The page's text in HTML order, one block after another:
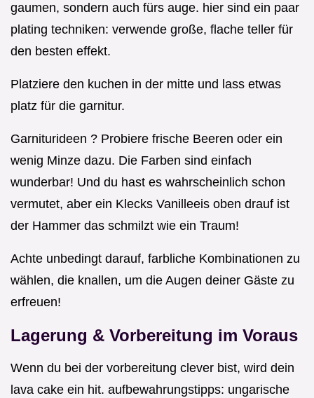
gaumen, sondern auch fürs auge. hier sind ein paar
plating techniken: verwende große, flache teller für
den besten effekt.
Platziere den kuchen in der mitte und lass etwas
platz für die garnitur.
Garniturideen ? Probiere frische Beeren oder ein
wenig Minze dazu. Die Farben sind einfach
wunderbar! Und du hast es wahrscheinlich schon
vermutet, aber ein Klecks Vanilleeis oben drauf ist
der Hammer das schmilzt wie ein Traum!
Achte unbedingt darauf, farbliche Kombinationen zu
wählen, die knallen, um die Augen deiner Gäste zu
erfreuen!
Lagerung & Vorbereitung im Voraus
Wenn du bei der vorbereitung clever bist, wird dein
lava cake ein hit. aufbewahrungstipps: ungarische